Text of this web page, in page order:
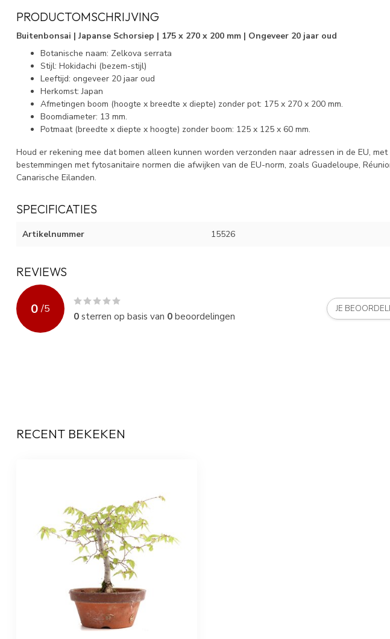
PRODUCTOMSCHRIJVING
Buitenbonsai | Japanse Schorsiep | 175 x 270 x 200 mm | Ongeveer 20 jaar oud
Botanische naam: Zelkova serrata
Stijl: Hokidachi (bezem-stijl)
Leeftijd: ongeveer 20 jaar oud
Herkomst: Japan
Afmetingen boom (hoogte x breedte x diepte) zonder pot: 175 x 270 x 200 mm.
Boomdiameter: 13 mm.
Potmaat (breedte x diepte x hoogte) zonder boom: 125 x 125 x 60 mm.
Houd er rekening mee dat bomen alleen kunnen worden verzonden naar adressen in de EU,
bestemmingen met fytosanitaire normen die afwijken van de EU-norm, zoals Guadeloupe,
Canarische Eilanden.
SPECIFICATIES
Artikelnummer 15526
REVIEWS
0 /5
0sterren op basis van 0beoordelingen
JE
RECENT BEKEKEN